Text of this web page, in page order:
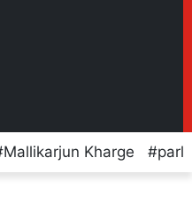
Mallikarjun Kharge